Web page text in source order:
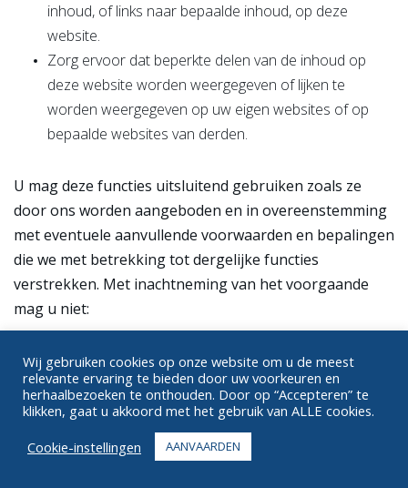
inhoud, of links naar bepaalde inhoud, op deze
website.
Zorg ervoor dat beperkte delen van de inhoud op
deze website worden weergegeven of lijken te
worden weergegeven op uw eigen websites of op
bepaalde websites van derden.
U mag deze functies uitsluitend gebruiken zoals ze
door ons worden aangeboden en in overeenstemming
met eventuele aanvullende voorwaarden en bepalingen
die we met betrekking tot dergelijke functies
verstrekken. Met inachtneming van het voorgaande
mag u niet:
Breng een link tot stand vanaf elke website die niet
uw eigendom is.
Ervoor zorgen dat de website of gedeelten ervan
worden weergegeven op, of lijken te worden
weergegeven door, een andere site, bijvoorbeeld
Wij gebruiken cookies op onze website om u de meest
relevante ervaring te bieden door uw voorkeuren en
herhaalbezoeken te onthouden. Door op “Accepteren” te
klikken, gaat u akkoord met het gebruik van ALLE cookies.
Cookie-instellingen
AANVAARDEN